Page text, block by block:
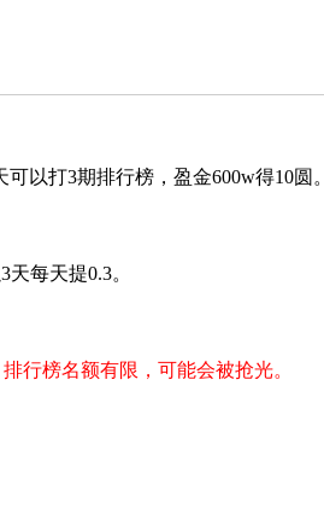
以打3期排行榜，盈金600w得10圆。
每天提0.3。
行榜名额有限，可能会被抢光。